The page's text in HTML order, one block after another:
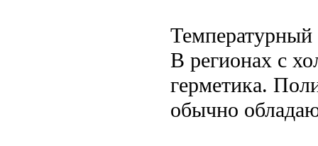
В регионах с
герметика.
обычно